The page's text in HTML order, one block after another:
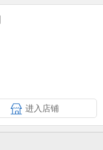
进入店铺